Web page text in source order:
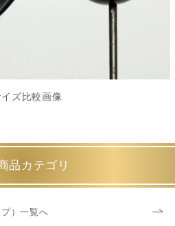
ズ比較画像
品カテゴリ
）一覧へ